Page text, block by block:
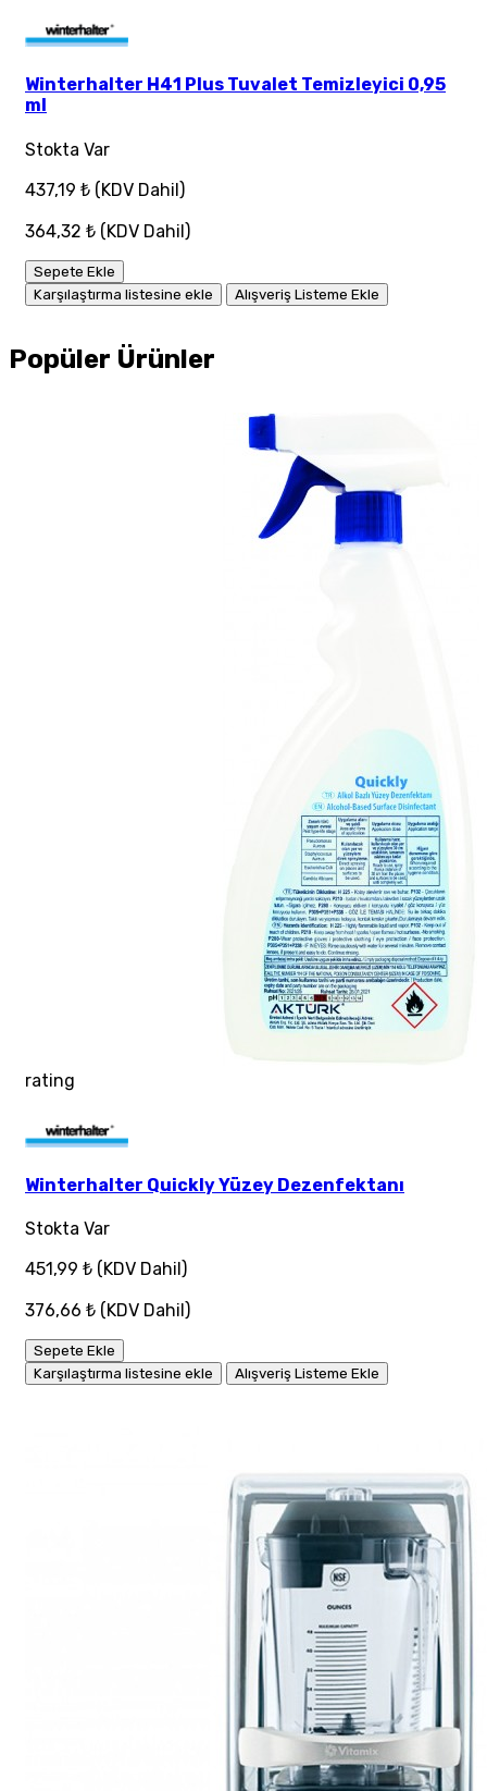
Winterhalter H41 Plus Tuvalet Temizleyici 0,95
ml
Stokta Var
437,19 ₺ (KDV Dahil)
364,32 ₺ (KDV Dahil)
Sepete Ekle
Karşılaştırma listesine ekle
Alışveriş Listeme Ekle
Popüler Ürünler
rating
Winterhalter Quickly Yüzey Dezenfektanı
Stokta Var
451,99 ₺ (KDV Dahil)
376,66 ₺ (KDV Dahil)
Sepete Ekle
Karşılaştırma listesine ekle
Alışveriş Listeme Ekle